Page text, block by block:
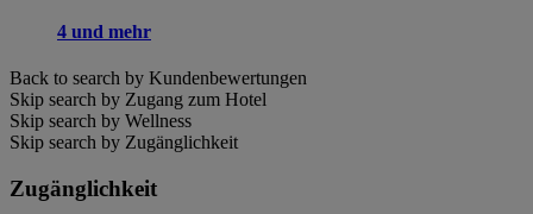
4 und mehr
Back to search by Kundenbewertungen
Skip search by Zugang zum Hotel
Skip search by Wellness
Skip search by Zugänglichkeit
Zugänglichkeit